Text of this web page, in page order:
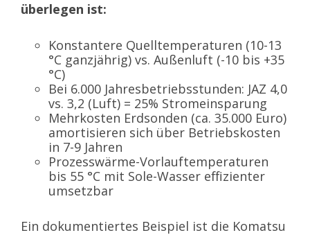
überlegen ist:
Konstantere Quelltemperaturen (10-13
°C ganzjährig) vs. Außenluft (-10 bis +35
°C)
Bei 6.000 Jahresbetriebsstunden: JAZ 4,0
vs. 3,2 (Luft) = 25% Stromeinsparung
Mehrkosten Erdsonden (ca. 35.000 Euro)
amortisieren sich über Betriebskosten
in 7-9 Jahren
Prozesswärme-Vorlauftemperaturen
bis 55 °C mit Sole-Wasser effizienter
umsetzbar
Ein dokumentiertes Beispiel ist die Komatsu